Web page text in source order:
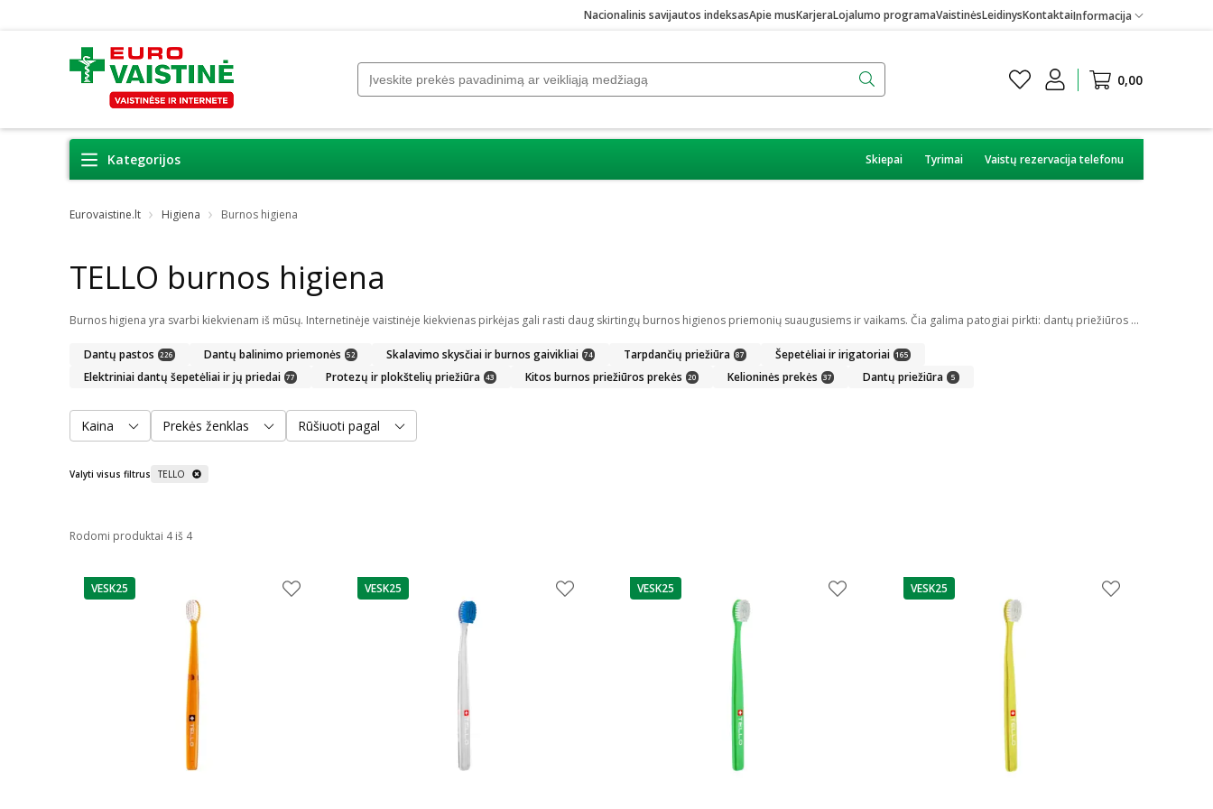
Nacionalinis savijautos indeksasApie musKarjeraLojalumo programaVaistinėsLeidinysKontaktaiInformacija
0,00
Kategorijos Skiepai Tyrimai Vaistų rezervacija telefonu
Eurovaistine.lt Higiena Burnos higiena
TELLO burnos higiena
Burnos higiena yra svarbi kiekvienam iš mūsų. Internetinėje vaistinėje kiekvienas pirkėjas gali rasti daug skirtingų burnos higienos priemonių suaugusiems ir vaikams. Čia galima patogiai pirkti: dantų priežiūros priemones, kaip dantų pasta ar skalavimo skystis, dantų šepetėlius ir irigatorius, protezus ir plokštelių priežiūros priemones bei skirtingus gelius ar tepalus.
Dantų pastos 226 Dantų balinimo priemonės 52 Skalavimo skysčiai ir burnos gaivikliai 74 Tarpdančių priežiūra 87 Šepetėliai ir irigatoriai 165
Elektriniai dantų šepetėliai ir jų priedai 77 Protezų ir plokštelių priežiūra 43 Kitos burnos priežiūros prekės 20 Kelioninės prekės 37 Dantų priežiūra 5
Kaina Prekės ženklas Rūšiuoti pagal
Valyti visus filtrus TELLO
Rodomi produktai 4 iš 4
patarimas
VESK25 patarimas
VESK25 patarimas
VESK25 patarimas
VESK25